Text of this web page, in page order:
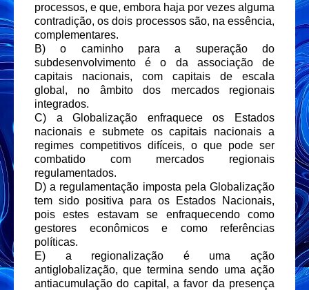
processos, e que, embora haja por vezes alguma
contradição, os dois processos são, na essência,
complementares.
B) o caminho para a superação do
subdesenvolvimento é o da associação de
capitais nacionais, com capitais de escala
global, no âmbito dos mercados regionais
integrados.
C) a Globalização enfraquece os Estados
nacionais e submete os capitais nacionais a
regimes competitivos difíceis, o que pode ser
combatido com mercados regionais
regulamentados.
D) a regulamentação imposta pela Globalização
tem sido positiva para os Estados Nacionais,
pois estes estavam se enfraquecendo como
gestores econômicos e como referências
políticas.
E) a regionalização é uma ação
antiglobalização, que termina sendo uma ação
antiacumulação do capital, a favor da presença